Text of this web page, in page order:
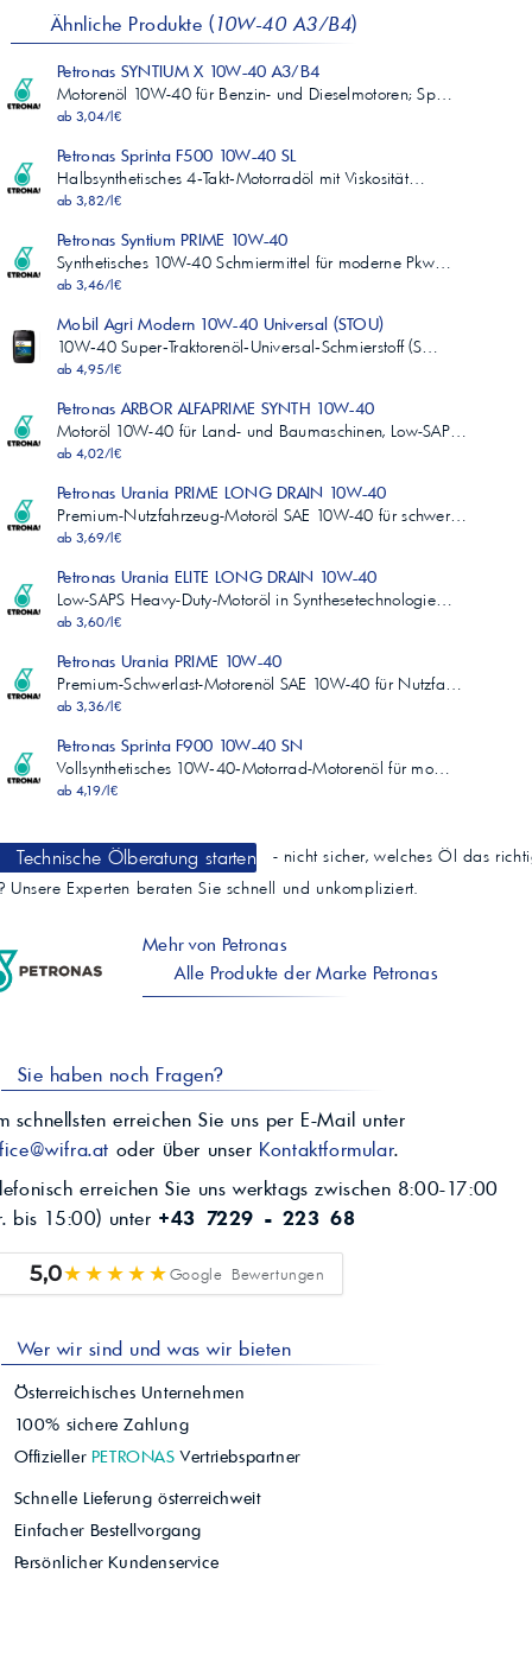
Ähnliche Produkte ( 10W-40 A3/B4)
Petronas SYNTIUM X 10W-40 A3/B4
Motorenöl 10W-40 für Benzin- und Dieselmotoren; Sp…
ab 3,04/l€
Petronas Sprinta F500 10W-40 SL
Halbsynthetisches 4‑Takt‑Motorradöl mit Viskosität…
ab 3,82/l€
Petronas Syntium PRIME 10W-40
Synthetisches 10W-40 Schmiermittel für moderne Pkw…
ab 3,46/l€
Mobil Agri Modern 10W-40 Universal (STOU)
10W‑40 Super‑Traktorenöl‑Universal‑Schmierstoff (S…
ab 4,95/l€
Petronas ARBOR ALFAPRIME SYNTH 10W-40
Motoröl 10W-40 für Land- und Baumaschinen, Low-SAP…
ab 4,02/l€
Petronas Urania PRIME LONG DRAIN 10W-40
Premium-Nutzfahrzeug-Motoröl SAE 10W-40 für schwer…
ab 3,69/l€
Petronas Urania ELITE LONG DRAIN 10W-40
Low-SAPS Heavy-Duty-Motoröl in Synthesetechnologie…
ab 3,60/l€
Petronas Urania PRIME 10W-40
Premium-Schwerlast-Motorenöl SAE 10W-40 für Nutzfa…
ab 3,36/l€
Petronas Sprinta F900 10W-40 SN
Vollsynthetisches 10W‑40‑Motorrad-Motorenöl für mo…
ab 4,19/l€
Technische Ölberatung starten
- nicht sicher, welches Öl das
Unsere Experten beraten Sie schnell und unkompliziert.
Mehr von Petronas
Alle Produkte der Marke Petronas
Sie haben noch Fragen?
schnellsten erreichen Sie uns per E-Mail unter
oder über unser Kontaktformular.
erreichen Sie uns werktags zwischen 8:00-17:00
bis 15:00) unter +43 7229 - 223 68
5,0★★★★★Google Bewertungen
Wer wir sind und was wir bieten
Österreichisches Unternehmen
100% sichere Zahlung
Offizieller PETRONAS Vertriebspartner
Schnelle Lieferung österreichweit
Einfacher Bestellvorgang
Persönlicher Kundenservice